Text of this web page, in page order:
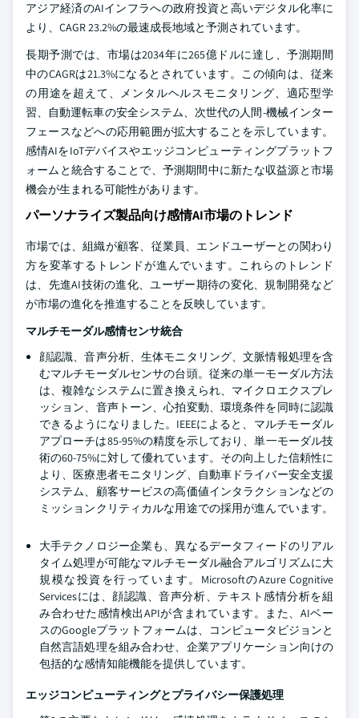
アジア経済のAIインフラへの政府投資と高いデジタル化率に
より、CAGR 23.2%の最速成長地域と予測されています。
長期予測では、市場は2034年に265億ドルに達し、予測期間
中のCAGRは21.3%になるとされています。この傾向は、従来
の用途を超えて、メンタルヘルスモニタリング、適応型学
習、自動運転車の安全システム、次世代の人間-機械インター
フェースなどへの応用範囲が拡大することを示しています。
感情AIをIoTデバイスやエッジコンピューティングプラットフ
ォームと統合することで、予測期間中に新たな収益源と市場
機会が生まれる可能性があります。
パーソナライズ製品向け感情AI市場のトレンド
市場では、組織が顧客、従業員、エンドユーザーとの関わり
方を変革するトレンドが進んでいます。これらのトレンド
は、先進AI技術の進化、ユーザー期待の変化、規制開発など
が市場の進化を推進することを反映しています。
マルチモーダル感情センサ統合
顔認識、音声分析、生体モニタリング、文脈情報処理を含
むマルチモーダルセンサの台頭。従来の単一モーダル方法
は、複雑なシステムに置き換えられ、マイクロエクスプレ
ッション、音声トーン、心拍変動、環境条件を同時に認識
できるようになりました。IEEEによると、マルチモーダル
アプローチは85-95%の精度を示しており、単一モーダル技
術の60-75%に対して優れています。その向上した信頼性に
より、医療患者モニタリング、自動車ドライバー安全支援
システム、顧客サービスの高価値インタラクションなどの
ミッションクリティカルな用途での採用が進んでいます。
大手テクノロジー企業も、異なるデータフィードのリアル
タイム処理が可能なマルチモーダル融合アルゴリズムに大
規模な投資を行っています。MicrosoftのAzure Cognitive
Servicesには、顔認識、音声分析、テキスト感情分析を組
み合わせた感情検出APIが含まれています。また、AIベー
スのGoogleプラットフォームは、コンピュータビジョンと
自然言語処理を組み合わせ、企業アプリケーション向けの
包括的な感情知能機能を提供しています。
エッジコンピューティングとプライバシー保護処理